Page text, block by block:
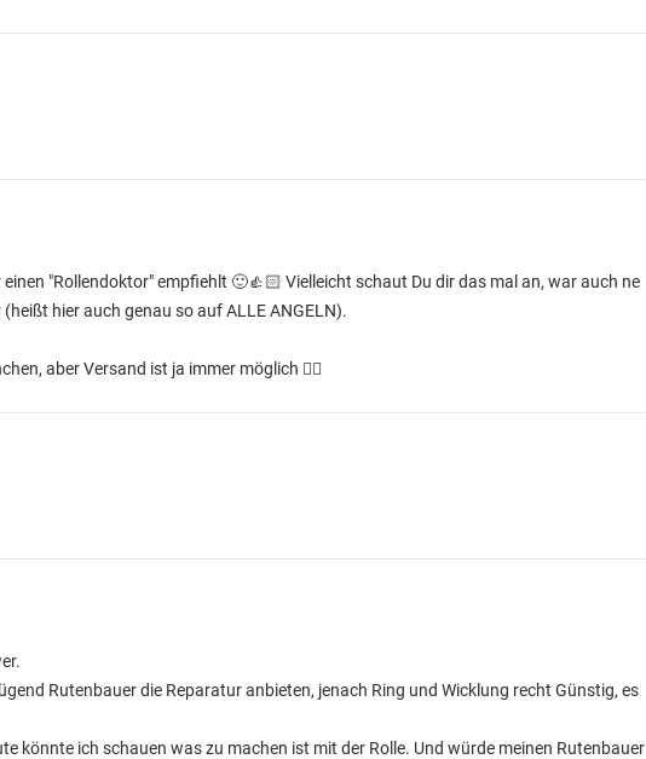
"Rollendoktor" empfiehlt 🙂👍🏻 Vielleicht schaut Du dir das mal an, war auch ne
hier auch genau so auf ALLE ANGELN).
aber Versand ist ja immer möglich ✌🏻
Rutenbauer die Reparatur anbieten, jenach Ring und Wicklung recht Günstig, es
könnte ich schauen was zu machen ist mit der Rolle. Und würde meinen Rutenbauer